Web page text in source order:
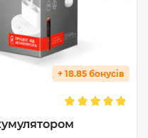
+ 18.85 бонусів